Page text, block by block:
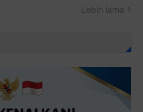
Lebih lama